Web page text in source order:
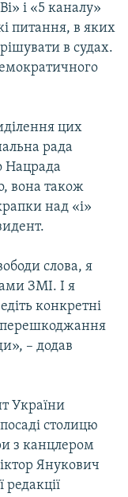
і «5 каналу»
питання, в яких
в судах.
цих
рада
Нацрада
вона також
над «і»
слова, я
ЗМІ. І я
конкретні
перешкоджання
– додав
України
столицю
з канцлером
Янукович
редакції